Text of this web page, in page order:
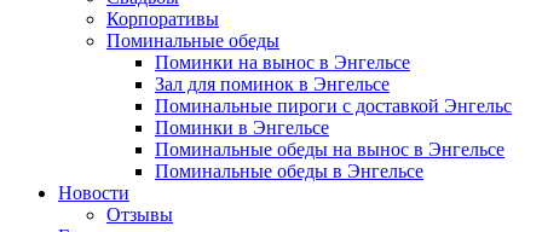
Корпоративы
Поминальные обеды
Поминки на вынос в Энгельсе
Зал для поминок в Энгельсе
Поминальные пироги с доставкой Энгельс
Поминки в Энгельсе
Поминальные обеды на вынос в Энгельсе
Поминальные обеды в Энгельсе
Новости
Отзывы